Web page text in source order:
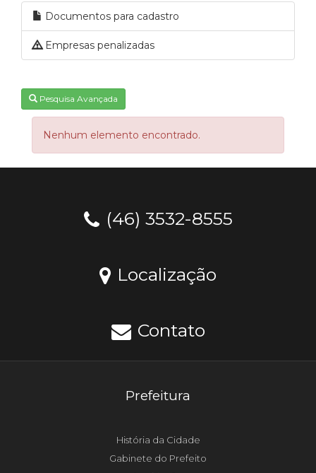
Documentos para cadastro
Empresas penalizadas
Pesquisa Avançada
Nenhum elemento encontrado.
(46) 3532-8555
Localização
Contato
Prefeitura
História da Cidade
Gabinete do Prefeito